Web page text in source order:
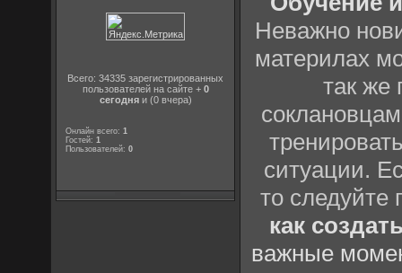
Всего: 34335 зарегистрированных
пользователей на сайте + 0
сегодняи (0 вчера)
Онлайн всего:1
Гостей:1
Пользователей:0
Неважно
материлах
так же
ситуации.
то
как
важные